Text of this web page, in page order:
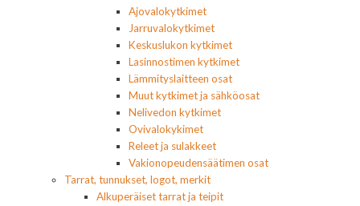
Ajovalokytkimet
Jarruvalokytkimet
Keskuslukon kytkimet
Lasinnostimen kytkimet
Lämmityslaitteen osat
Muut kytkimet ja sähköosat
Nelivedon kytkimet
Ovivalokykimet
Releet ja sulakkeet
Vakionopeudensäätimen osat
Tarrat, tunnukset, logot, merkit
Alkuperäiset tarrat ja teipit